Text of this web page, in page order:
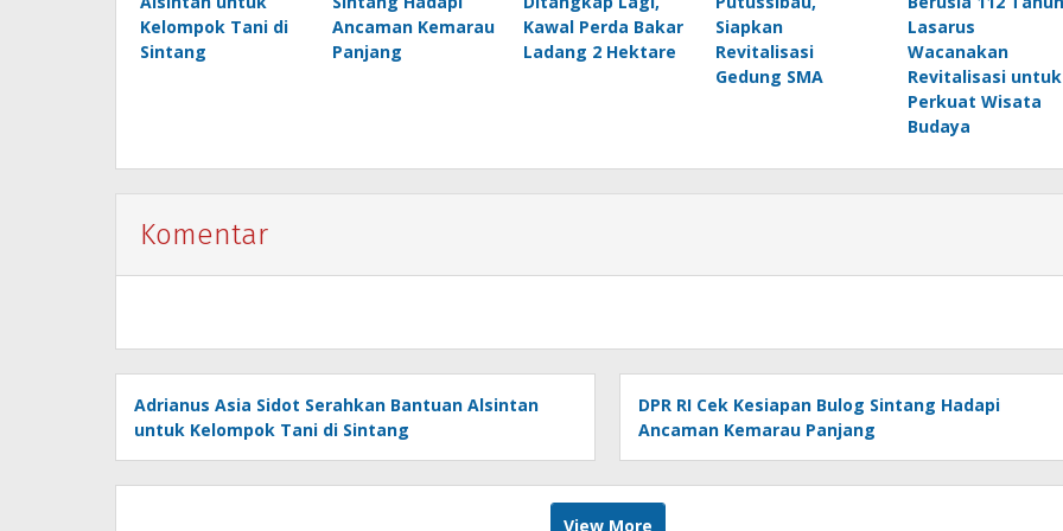
Kelompok Tani di
Sintang
Ancaman Kemarau
Panjang
Kawal Perda Bakar
Ladang 2 Hektare
Siapkan
Revitalisasi
Gedung SMA
Lasarus
Wacanakan
Revitalisasi untuk
Perkuat Wisata
Budaya
Komentar
Adrianus Asia Sidot Serahkan Bantuan Alsintan
untuk Kelompok Tani di Sintang
DPR RI Cek Kesiapan Bulog Sintang Hadapi
Ancaman Kemarau Panjang
View More